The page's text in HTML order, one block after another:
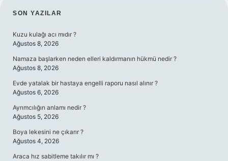
SIDEBAR
SON YAZILAR
Kuzu kulağı acı mıdır ?
Ağustos 8, 2026
Namaza başlarken neden elleri kaldırmanın hükmü nedir ?
Ağustos 8, 2026
Evde yatalak bir hastaya engelli raporu nasıl alınır ?
Ağustos 6, 2026
Ayrımcılığın anlamı nedir ?
Ağustos 5, 2026
Boya lekesini ne çıkarır ?
Ağustos 4, 2026
Araca hız sabitleme takılır mı ?